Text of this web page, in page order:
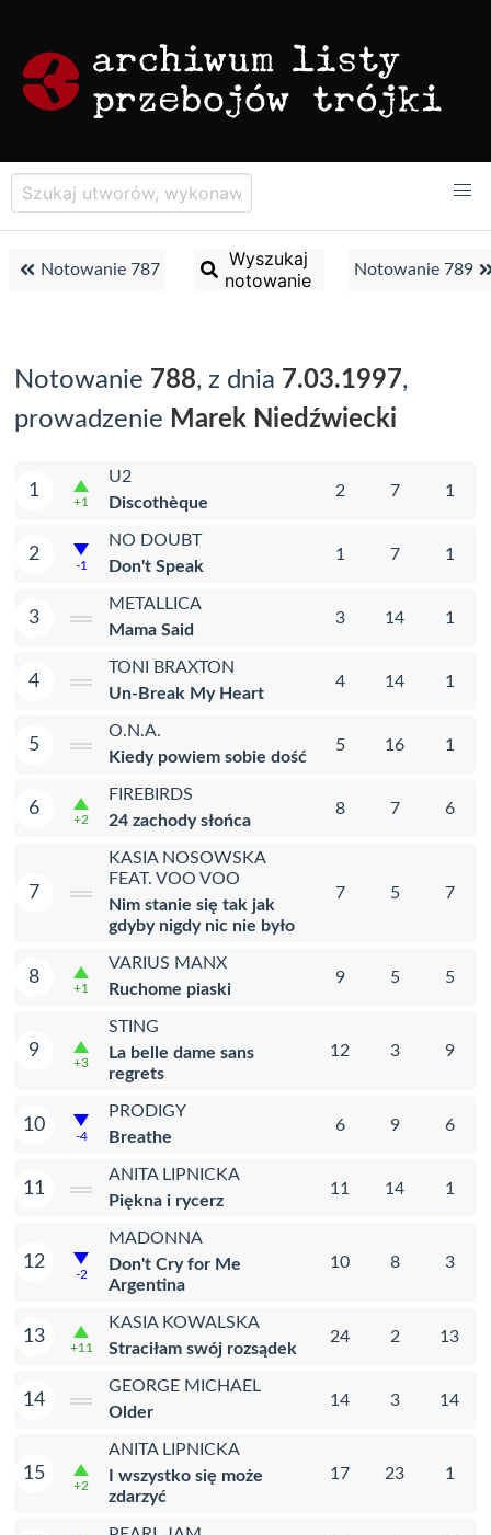
Notowanie 787
Wyszukaj
notowanie
Notowanie 789
Notowanie 788, z dnia 7.03.1997,
prowadzenie Marek Niedźwiecki
1
+1
U2
Discothèque
2 7 1
2
-1
NO DOUBT
Don't Speak
1 7 1
3
METALLICA
Mama Said
3 14 1
4
TONI BRAXTON
Un-Break My Heart
4 14 1
5
O.N.A.
Kiedy powiem sobie dość
5 16 1
6
+2
FIREBIRDS
24 zachody słońca
8 7 6
7
KASIA NOSOWSKA
FEAT. VOO VOO
Nim stanie się tak jak
gdyby nigdy nic nie było
7 5 7
8
+1
VARIUS MANX
Ruchome piaski
9 5 5
9
+3
STING
La belle dame sans
regrets
12 3 9
10
-4
PRODIGY
Breathe
6 9 6
11
ANITA LIPNICKA
Piękna i rycerz
11 14 1
12
-2
MADONNA
Don't Cry for Me
Argentina
10 8 3
13
+11
KASIA KOWALSKA
Straciłam swój rozsądek
24 2 13
14
GEORGE MICHAEL
Older
14 3 14
15
+2
ANITA LIPNICKA
I wszystko się może
zdarzyć
17 23 1